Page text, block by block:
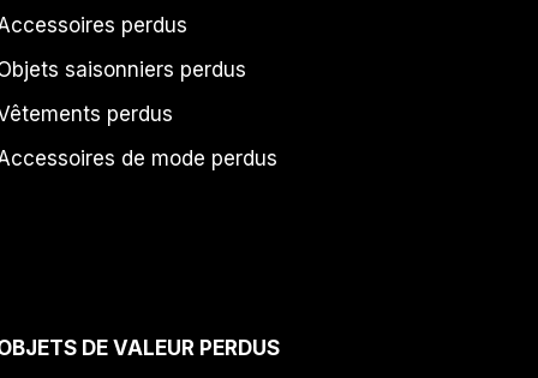
perdus
saisonniers perdus
perdus
de mode perdus
DE VALEUR PERDUS